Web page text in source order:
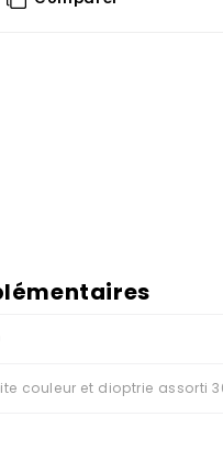
couleur et dioptrie assorti